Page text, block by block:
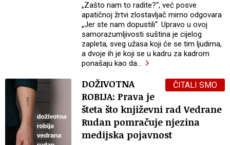
„Zašto nam to radite?“, već posve
apatičnoj žrtvi zlostavljač mirno odgovara
„Jer ste nam dopustili“. Upravo u ovoj
samorazumljivosti suština je cijelog
zapleta, sveg užasa koji će se tim ljudima,
a dvoje ih je koji se u kadru za kadrom
ponašaju kao da…
ČITALI SMO
DOŽIVOTNA
ROBIJA: Prava je
šteta što književni rad Vedrane
Rudan pomračuje njezina
medijska pojavnost